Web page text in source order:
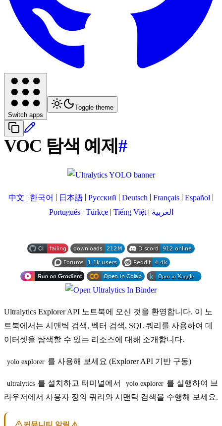
Switch apps
Toggle theme
VOC 탐색 예제#
中文 | 한국어 | 日本語 | Русский | Deutsch | Français | Español |
Português| Türkçe| Tiếng Việt| العربية
Ultralytics Explorer API 노트북에 오신 것을 환영합니다. 이 노
트북에서는 시맨틱 검색, 벡터 검색, SQL 쿼리를 사용하여 데
이터셋을 탐색할 수 있는 리소스에 대해 소개합니다.
yolo explorer 를 사용해 보세요 (Explorer API 기반 구동)
ultralytics 를 설치하고 터미널에서 yolo explorer 를 실행하여 브
라우저에서 사용자 정의 쿼리와 시맨틱 검색을 수행해 보세요.